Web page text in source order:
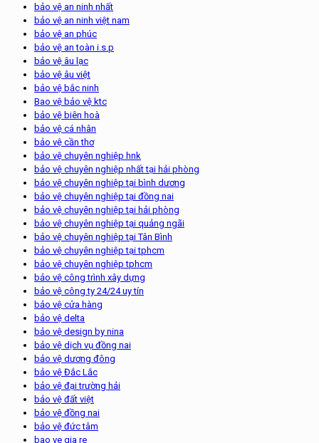
bảo vệ an ninh nhất
bảo vệ an ninh việt nam
bảo vệ an phúc
bảo vệ an toàn i.s.p
bảo vệ âu lạc
bảo vệ âu việt
bảo vệ bắc ninh
Bao vệ bảo vệ ktc
bảo vệ biên hoà
bảo vệ cá nhân
bảo vệ cần thơ
bảo vệ chuyên nghiệp hnk
bảo vệ chuyên nghiệp nhất tại hải phòng
bảo vệ chuyên nghiệp tại bình dương
bảo vệ chuyên nghiệp tại đồng nai
bảo vệ chuyên nghiệp tại hải phòng
bảo vệ chuyên nghiệp tại quảng ngãi
bảo vệ chuyên nghiệp tại Tân Bình
bảo vệ chuyên nghiệp tại tphcm
bảo vệ chuyên nghiệp tphcm
bảo vệ công trình xây dựng
bảo vệ công ty 24/24 uy tín
bảo vệ cửa hàng
bảo vệ delta
bảo vệ design by nina
bảo vệ dịch vụ đồng nai
bảo vệ dương đông
bảo vệ Đắc Lắc
bảo vệ đại trường hải
bảo vệ đất việt
bảo vệ đồng nai
bảo vệ đức tâm
bao ve gia re